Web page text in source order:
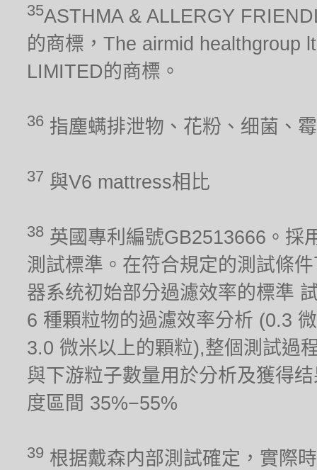
35ASTHMA & ALLERGY
的商標，The airmid healthgroup
LIMITED的商標。
36 指塵螨排泄物、花粉、细菌、
37 與V6 mattress相比
38 英國專利編號GB2513666。採
測試標準。在符合規定的測試條
器系统初始部分過濾效率的標準
6 種顆粒物的過濾效率分析 (0.3
3.0 微米以上的顆粒),整個測試過
與下游粒子數量用於分析及獲得
度區間 35%−55%
39 根据戴森内部測試確定，實際